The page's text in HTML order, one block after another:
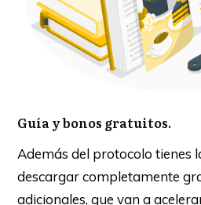
Guía y bonos gratuitos.
Además del protocolo tienes
descargar completamente
adicionales, que van a